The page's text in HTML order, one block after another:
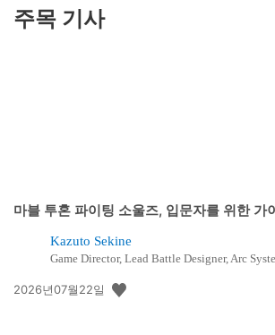
주목 기사
마블 투혼 파이팅 소울즈, 입문자를 위한 가
Kazuto Sekine
Game Director, Lead Battle Designer, Arc
공
2026년07월22일